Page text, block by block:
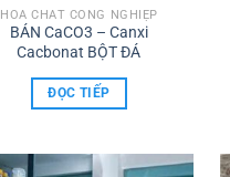
HÓA CHẤT CÔNG NGHIỆP
BÁN CaCO3 – Canxi
Cacbonat BỘT ĐÁ
ĐỌC TIẾP